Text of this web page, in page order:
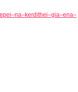
–na–kerdithei–gia–ena–